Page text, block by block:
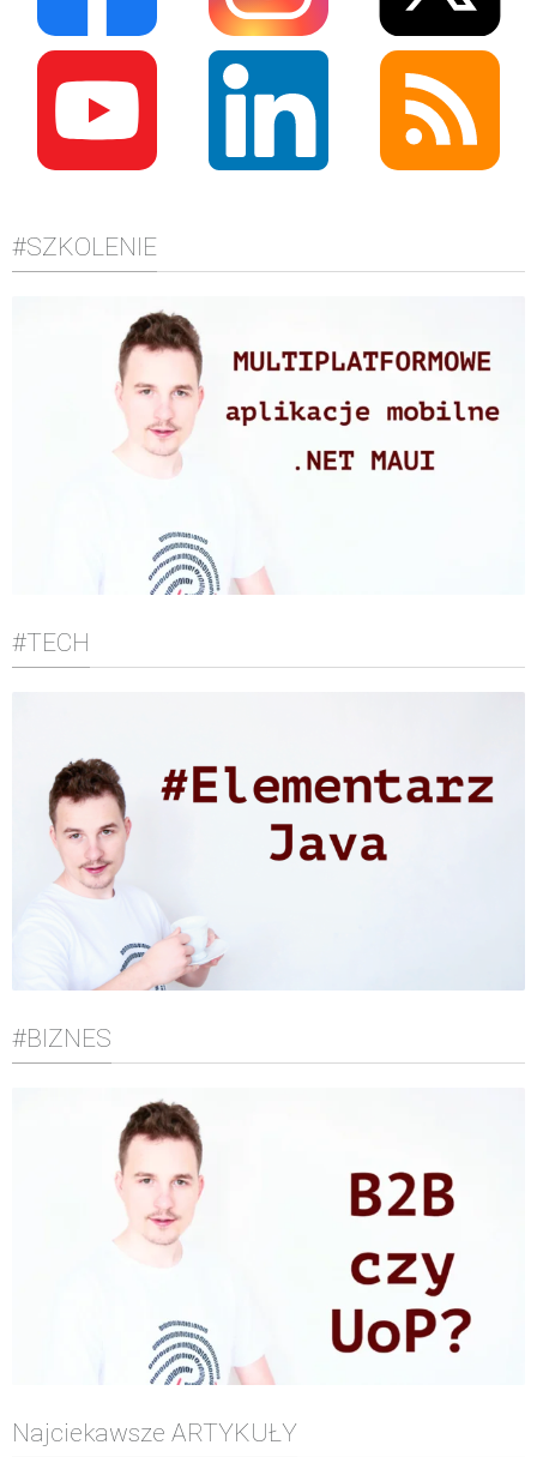
PO GODZINACH
KONTAKT
#SZKOLENIE
#TECH
#BIZNES
Najciekawsze ARTYKUŁY